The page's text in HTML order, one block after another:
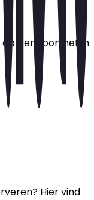
app en toon het in
Hier vind